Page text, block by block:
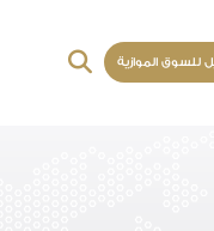
للسوق الموازية